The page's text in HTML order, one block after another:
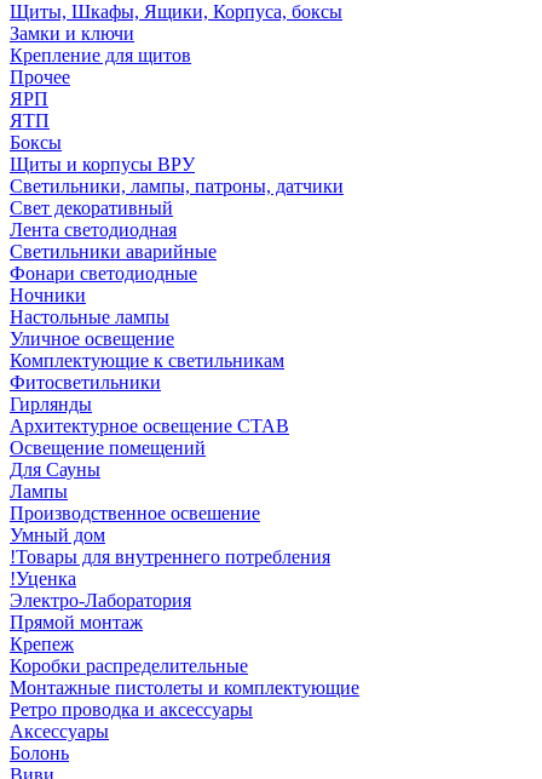
Щиты, Шкафы, Ящики, Корпуса, боксы
Замки и ключи
Крепление для щитов
Прочее
ЯРП
ЯТП
Боксы
Щиты и корпусы ВРУ
Светильники, лампы, патроны, датчики
Свет декоративный
Лента светодиодная
Светильники аварийные
Фонари светодиодные
Ночники
Настольные лампы
Уличное освещение
Комплектующие к светильникам
Фитосветильники
Гирлянды
Архитектурное освещение СТАВ
Освещение помещений
Для Сауны
Лампы
Производственное освешение
Умный дом
!Товары для внутреннего потребления
!Уценка
Электро-Лаборатория
Прямой монтаж
Крепеж
Коробки распределительные
Монтажные пистолеты и комплектующие
Ретро проводка и аксессуары
Аксессуары
Болонь
Виви